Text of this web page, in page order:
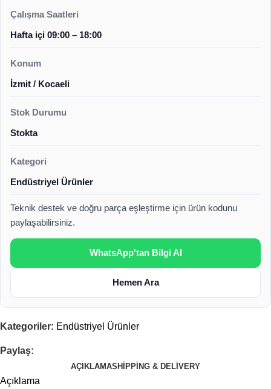
Çalışma Saatleri
Hafta içi 09:00 – 18:00
Konum
İzmit / Kocaeli
Stok Durumu
Stokta
Kategori
Endüstriyel Ürünler
Teknik destek ve doğru parça eşleştirme için ürün kodunu
paylaşabilirsiniz.
WhatsApp'tan Bilgi Al
Hemen Ara
Kategoriler: Endüstriyel Ürünler
Paylaş:
AÇIKLAMASHIPPING & DELIVERY
Açıklama